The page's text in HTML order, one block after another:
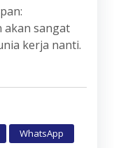
akan sangat
kerja nanti.
WhatsApp